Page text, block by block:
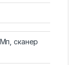
сканер